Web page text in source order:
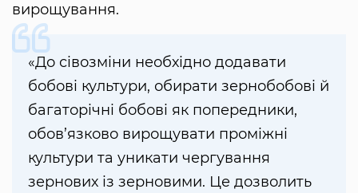
вирощування.
«До сівозміни необхідно додавати
бобові культури, обирати зернобобові й
багаторічні бобові як попередники,
обов’язково вирощувати проміжні
культури та уникати чергування
зернових із зерновими. Це дозволить